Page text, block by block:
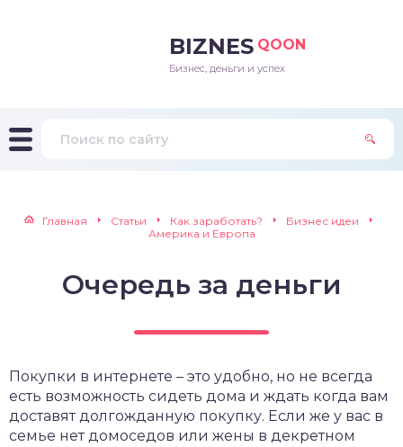
BIZNES QOON
Бизнес, деньги и успех
Главная Статьи Как заработать?
Бизнес идеи
Америка и Европа
Очередь за деньги
Покупки в интернете – это удобно, но не всегда
есть возможность сидеть дома и ждать когда вам
доставят долгожданную покупку. Если же у вас в
семье нет домоседов или жены в декретном